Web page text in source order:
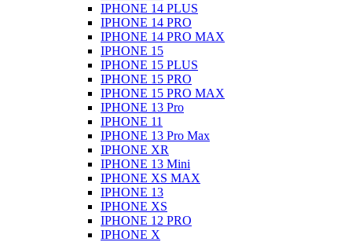
IPHONE 14 PLUS
IPHONE 14 PRO
IPHONE 14 PRO MAX
IPHONE 15
IPHONE 15 PLUS
IPHONE 15 PRO
IPHONE 15 PRO MAX
IPHONE 13 Pro
IPHONE 11
IPHONE 13 Pro Max
IPHONE XR
IPHONE 13 Mini
IPHONE XS MAX
IPHONE 13
IPHONE XS
IPHONE 12 PRO
IPHONE X